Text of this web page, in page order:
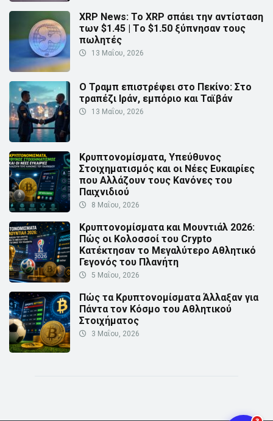
XRP News: Το XRP σπάει την αντίσταση
των $1.45 | Τo $1.50 ξύπνησαν τους
πωλητές
13 Μαΐου, 2026
Ο Τραμπ επιστρέφει στο Πεκίνο: Στο
τραπέζι Ιράν, εμπόριο και Ταϊβάν
13 Μαΐου, 2026
Κρυπτονομίσματα, Υπεύθυνος
Στοιχηματισμός και οι Νέες Ευκαιρίες
που Αλλάζουν τους Κανόνες του
Παιχνιδιού
8 Μαΐου, 2026
Κρυπτονομίσματα και Μουντιάλ 2026:
Πώς οι Κολοσσοί του Crypto
Κατέκτησαν το Μεγαλύτερο Αθλητικό
Γεγονός του Πλανήτη
5 Μαΐου, 2026
Πώς τα Κρυπτονομίσματα Άλλαξαν για
Πάντα τον Κόσμο του Αθλητικού
Στοιχήματος
3 Μαΐου, 2026